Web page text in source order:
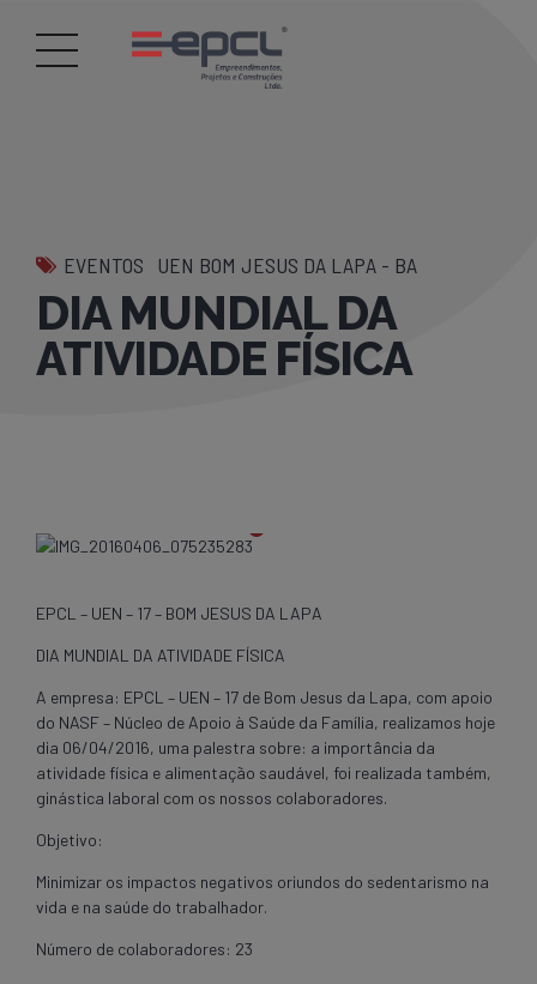
EVENTOS UEN BOM JESUS DA LAPA - BA
DIA MUNDIAL DA
ATIVIDADE FÍSICA
EPCL – UEN – 17 – BOM JESUS DA LAPA
DIA MUNDIAL DA ATIVIDADE FÍSICA
A empresa: EPCL – UEN – 17 de Bom Jesus da Lapa, com apoio
do NASF – Núcleo de Apoio à Saúde da Família, realizamos hoje
dia 06/04/2016, uma palestra sobre: a importância da
atividade física e alimentação saudável, foi realizada também,
ginástica laboral com os nossos colaboradores.
Objetivo:
Minimizar os impactos negativos oriundos do sedentarismo na
vida e na saúde do trabalhador.
Número de colaboradores: 23